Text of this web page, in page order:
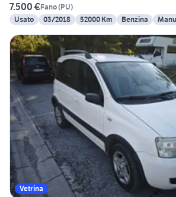
7.500 €Fano(PU)
Usato
03/2018 52000 Km Benzina
Vetrina